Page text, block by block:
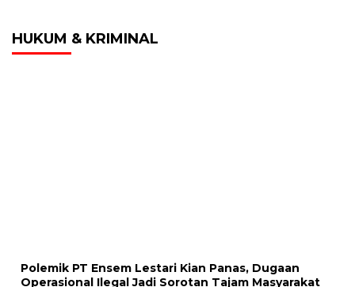
HUKUM & KRIMINAL
Polemik PT Ensem Lestari Kian Panas, Dugaan
Operasional Ilegal Jadi Sorotan Tajam Masyarakat